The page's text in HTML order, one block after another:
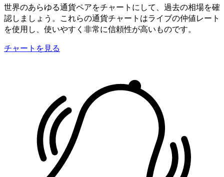
世界のあらゆる通貨ペアをチャートにして、過去の相場を確
認しましょう。これらの通貨チャートはライブの仲値レート
を使用し、使いやすく非常に信頼性が高いものです。
チャートを見る